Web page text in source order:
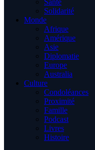
Santé
Solidarité
Monde
Afrique
Amérique
Asie
Diplomatie
Europe
Australia
Culture
Condoléances
Proximité
Famille
Podcast
Livres
Histoire